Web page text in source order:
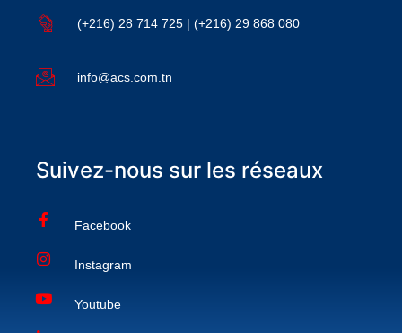
(+216) 28 714 725 | (+216) 29 868 080
info@acs.com.tn
Suivez-nous sur les réseaux
Facebook
Instagram
Youtube